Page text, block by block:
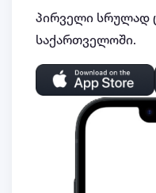
პირველი სრულად
საქართველოში.